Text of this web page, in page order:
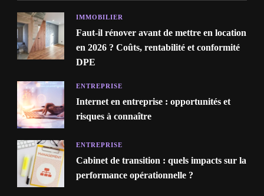
IMMOBILIER
Faut-il rénover avant de mettre en location
en 2026 ? Coûts, rentabilité et conformité
DPE
ENTREPRISE
Internet en entreprise : opportunités et
risques à connaître
ENTREPRISE
Cabinet de transition : quels impacts sur la
performance opérationnelle ?